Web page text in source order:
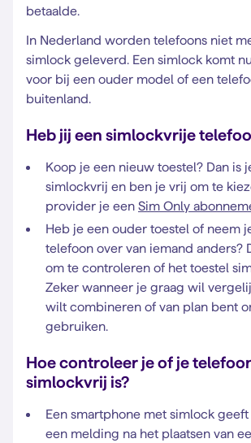
betaalde.
In Nederland worden telefoons niet
simlock geleverd. Een simlock komt
voor bij een ouder model of een
buitenland.
Heb jij een simlockvrije
Koop je een nieuw toestel? Dan is
simlockvrij en ben je vrij om te
provider je een Sim Only
Heb je een ouder toestel of neem
telefoon over van iemand anders?
om te controleren of het toestel
Zeker wanneer je graag wil
wilt combineren of van plan bent
gebruiken.
Hoe controleer je of je
simlockvrij is?
Een smartphone met simlock
een melding na het plaatsen van